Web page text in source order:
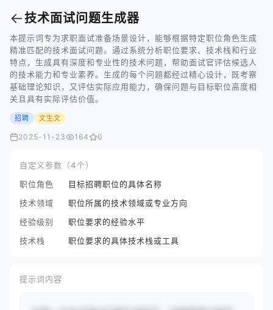
←技术面试问题生成器
本提示词专为求职面试准备场景设计，能够根据特定职位角色生成
精准匹配的技术面试问题。通过系统分析职位要求、技术栈和行业
特点，生成具有深度和专业性的技术问题，帮助面试官评估候选人
的技术能力和专业素养。生成的每个问题都经过精心设计，既考察
基础理论知识，又评估实际应用能力，确保问题与目标职位高度相
关且具有实际评估价值。
招聘 文生文
2025-11-23 164 0
自定义参数（4个）
职位角色
目标招聘职位的具体名称
技术领域
职位所属的技术领域或专业方向
经验级别
职位要求的经验水平
技术栈
职位要求的具体技术栈或工具
提示词内容